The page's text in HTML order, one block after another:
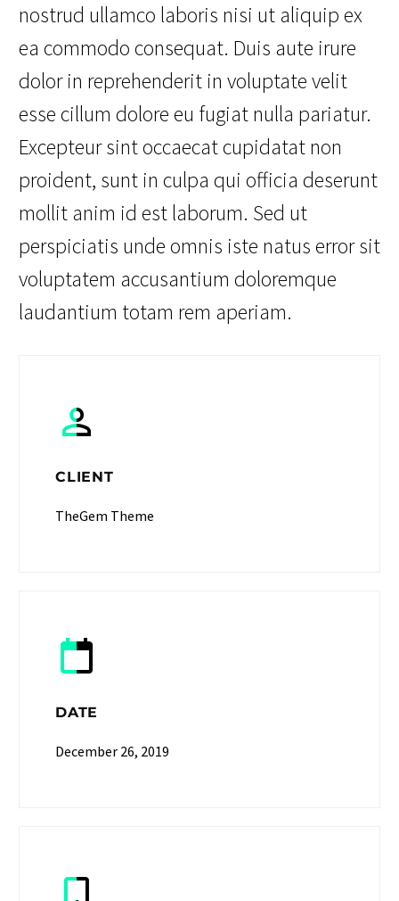
nostrud ullamco laboris nisi ut aliquip ex
ea commodo consequat. Duis aute irure
dolor in reprehenderit in voluptate velit
esse cillum dolore eu fugiat nulla pariatur.
Excepteur sint occaecat cupidatat non
proident, sunt in culpa qui officia deserunt
mollit anim id est laborum. Sed ut
perspiciatis unde omnis iste natus error sit
voluptatem accusantium doloremque
laudantium totam rem aperiam.
CLIENT
TheGem Theme
DATE
December 26, 2019